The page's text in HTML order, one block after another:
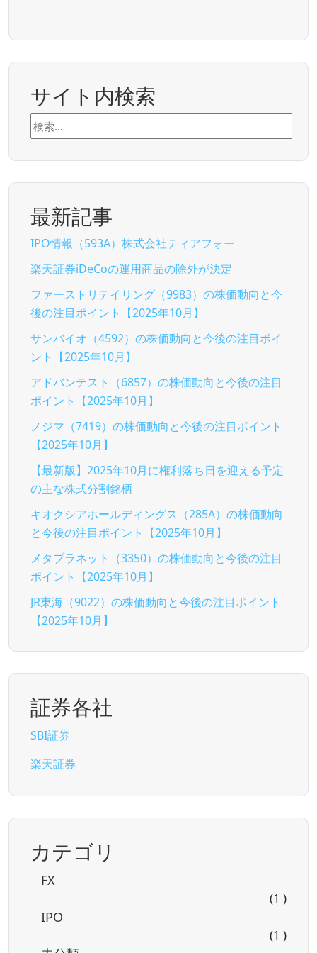
サイト内検索
検
索:
最新記事
IPO情報（593A）株式会社ティアフォー
楽天証券iDeCoの運用商品の除外が決定
ファーストリテイリング（9983）の株価動向と今
後の注目ポイント【2025年10月】
サンバイオ（4592）の株価動向と今後の注目ポイ
ント【2025年10月】
アドバンテスト（6857）の株価動向と今後の注目
ポイント【2025年10月】
ノジマ（7419）の株価動向と今後の注目ポイント
【2025年10月】
【最新版】2025年10月に権利落ち日を迎える予定
の主な株式分割銘柄
キオクシアホールディングス（285A）の株価動向
と今後の注目ポイント【2025年10月】
メタプラネット（3350）の株価動向と今後の注目
ポイント【2025年10月】
JR東海（9022）の株価動向と今後の注目ポイント
【2025年10月】
証券各社
SBI証券
楽天証券
カテゴリ
FX
(1 )
IPO
(1 )